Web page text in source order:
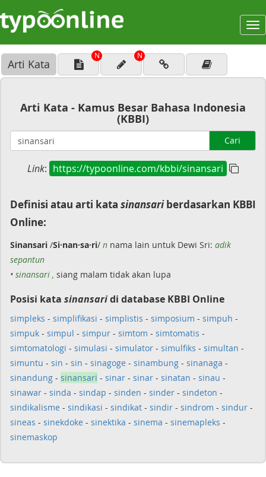
Arti Kata
N N
Arti Kata - Kamus Besar Bahasa Indonesia
(KBBI)
Cari
Link: https://typoonline.com/kbbi/sinansari
Definisi atau arti kata sinansariberdasarkan KBBI
Online:
Sinansari /Si·nan·sa·ri/ n nama lain untuk Dewi Sri: adik
sepantun
• sinansari , siang malam tidak akan lupa
Posisi kata sinansaridi database KBBI Online
simpleks - simplifikasi - simplistis - simposium - simpuh -
simpuk - simpul - simpur - simtom - simtomatis -
simtomatologi - simulasi - simulator - simulfiks - simultan -
simuntu - sin - sin - sinagoge - sinambung - sinanaga -
sinandung - sinansari - sinar - sinar - sinatan - sinau -
sinawar - sinda - sindap - sinden - sinder - sindeton -
sindikalisme - sindikasi - sindikat - sindir - sindrom - sindur -
sineas - sinekdoke - sinektika - sinema - sinemapleks -
sinemaskop